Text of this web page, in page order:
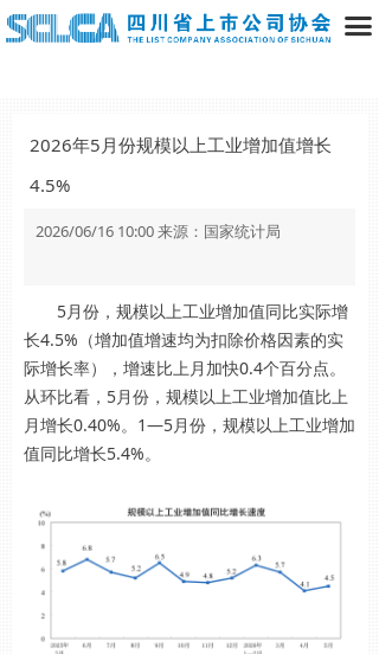
끀
2026年5月份规模以上工业增加值增长
4.5%
5月份，规模以上工业增加值同比实际增
长4.5%（增加值增速均为扣除价格因素的实
际增长率），增速比上月加快0.4个百分点。
从环比看，5月份，规模以上工业增加值比上
月增长0.40%。1—5月份，规模以上工业增加
值同比增长5.4%。
2026/06/16 10:00 来源：国家统计局